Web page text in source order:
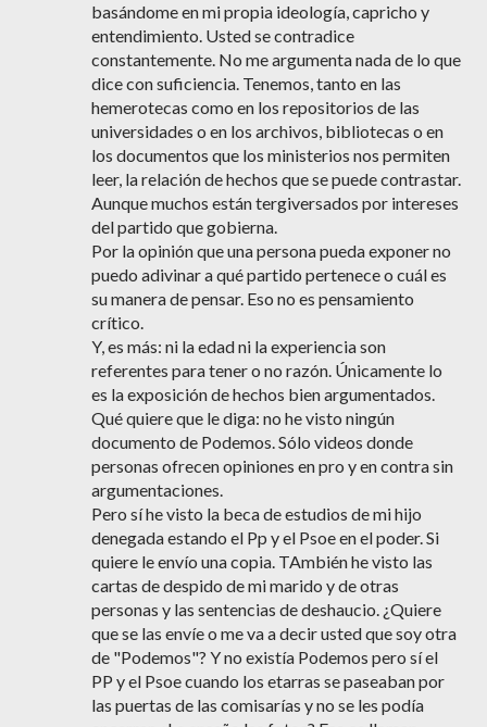
basándome en mi propia ideología, capricho y
entendimiento. Usted se contradice
constantemente. No me argumenta nada de lo que
dice con suficiencia. Tenemos, tanto en las
hemerotecas como en los repositorios de las
universidades o en los archivos, bibliotecas o en
los documentos que los ministerios nos permiten
leer, la relación de hechos que se puede contrastar.
Aunque muchos están tergiversados por intereses
del partido que gobierna.
Por la opinión que una persona pueda exponer no
puedo adivinar a qué partido pertenece o cuál es
su manera de pensar. Eso no es pensamiento
crítico.
Y, es más: ni la edad ni la experiencia son
referentes para tener o no razón. Únicamente lo
es la exposición de hechos bien argumentados.
Qué quiere que le diga: no he visto ningún
documento de Podemos. Sólo videos donde
personas ofrecen opiniones en pro y en contra sin
argumentaciones.
Pero sí he visto la beca de estudios de mi hijo
denegada estando el Pp y el Psoe en el poder. Si
quiere le envío una copia. TAmbién he visto las
cartas de despido de mi marido y de otras
personas y las sentencias de deshaucio. ¿Quiere
que se las envíe o me va a decir usted que soy otra
de "Podemos"? Y no existía Podemos pero sí el
PP y el Psoe cuando los etarras se paseaban por
las puertas de las comisarías y no se les podía